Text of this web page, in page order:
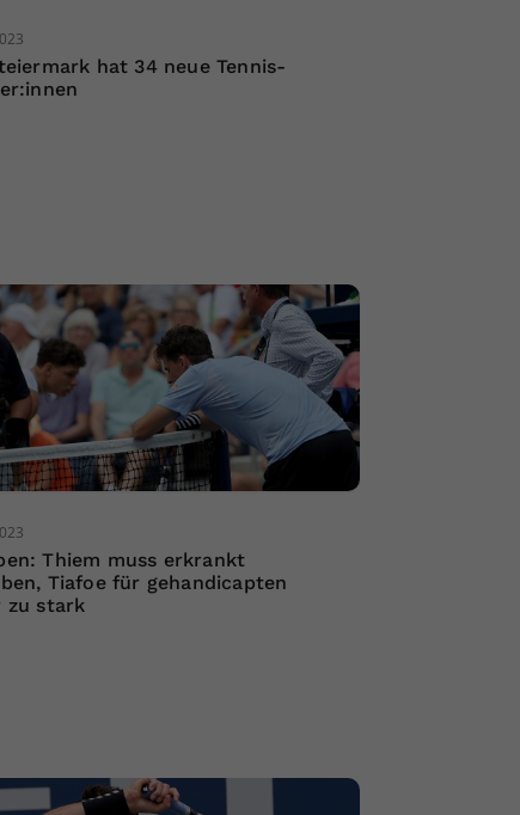
hat 34 neue Tennis-
Thiem muss erkrankt
Tiafoe für gehandicapten
zu stark